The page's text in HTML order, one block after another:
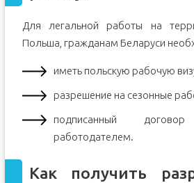
Для легальной работы на
Польша, гражданам Беларуси
иметь польскую рабочую
разрешение на сезонные
подписанный
работодателем.
Как получить